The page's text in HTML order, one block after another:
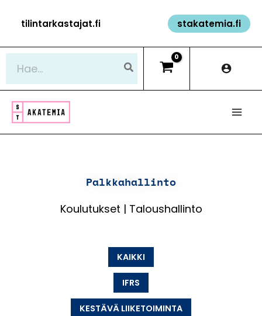
sisältöön
tilintarkastajat.fi stakatemia.fi
Palkkahallinto
Koulutukset | Taloushallinto
KAIKKI
IFRS
KESTÄVÄ LIIKETOIMINTA